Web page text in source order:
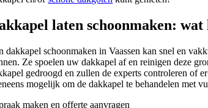
laten schoonmaken:
dakkapel schoonmaken in Vaassen kan snel en
Ze spoelen uw dakkapel af en reinigen deze
gedroogd en zullen de experts controleren of
mogelijk om de dakkapel te behandelen met